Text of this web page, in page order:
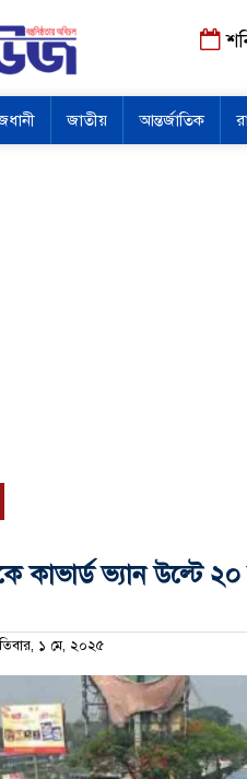
জাতীয় আন্তর্জাতিক
কাভার্ড ভ্যান উল্টে
১ মে, ২০২৫